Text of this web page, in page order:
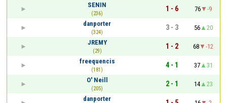
SENIN
(236)
1 - 6 76
-9
danporter
(324)
3 - 3 56
20
JREMY
(29)
1 - 2 68
-12
freequencis
(181)
4 - 1 37
31
O' Neill
(205)
2 - 1 14
23
danporter